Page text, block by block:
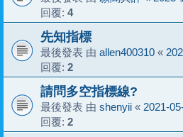
回覆: 4
先知指標
最後發表 由 allen400310 «
回覆: 2
請問多空指標線?
最後發表 由 shenyii « 2021-
回覆: 2